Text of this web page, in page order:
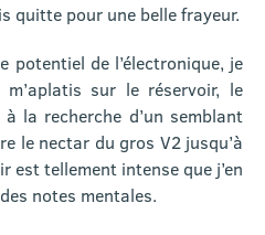
quitte pour une belle frayeur.
potentiel de l’électronique, je
sur le réservoir, le
la recherche d’un semblant
le nectar du gros V2 jusqu’à
est tellement intense que j’en
notes mentales.